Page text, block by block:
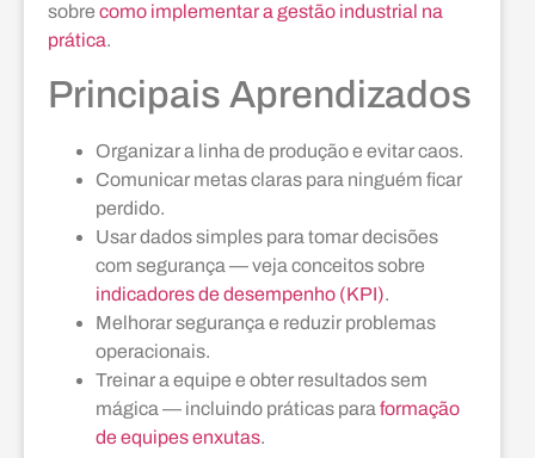
sobre como implementar a gestão industrial na
prática.
Principais Aprendizados
Organizar a linha de produção e evitar caos.
Comunicar metas claras para ninguém ficar
perdido.
Usar dados simples para tomar decisões
com segurança — veja conceitos sobre
indicadores de desempenho (KPI).
Melhorar segurança e reduzir problemas
operacionais.
Treinar a equipe e obter resultados sem
mágica — incluindo práticas para formação
de equipes enxutas.